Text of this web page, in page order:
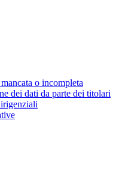
o incompleta
dei dati da parte dei titolari